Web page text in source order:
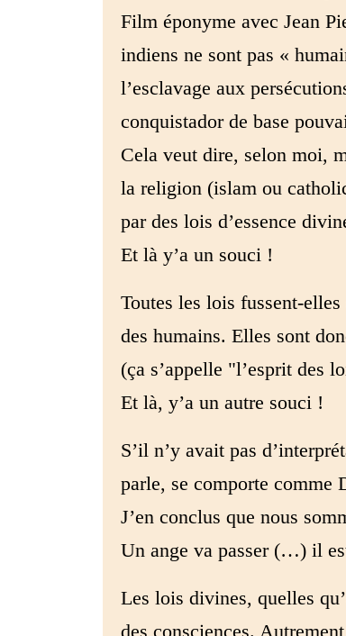
Film éponyme avec Jean
indiens ne sont pas «
l’esclavage aux
conquistador de base
Cela veut dire, selon moi,
la religion (islam ou
par des lois d’essence
Et là y’a un souci !
Toutes les lois fussent-
des humains. Elles sont
(ça s’appelle "l’esprit des
Et là, y’a un autre souci !
S’il n’y avait pas
parle, se comporte comme
J’en conclus que nous
Un ange va passer (…) il
Les lois divines, quelles
des consciences.